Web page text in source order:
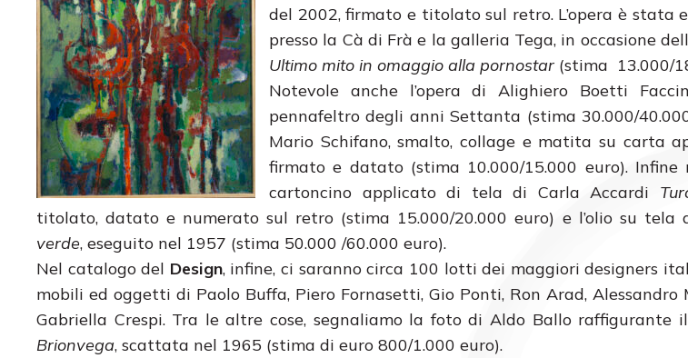
del 2002, firmato e titolato sul retro. L’opera è stata
presso la Cà di Frà e la galleria Tega, in occasione
Ultimo mito in omaggio alla pornostar (stima 13.000/
Notevole anche l’opera di Alighiero Boetti
pennafeltro degli anni Settanta (stima 30.000/
Mario Schifano, smalto, collage e matita su carta
firmato e datato (stima 10.000/15.000 euro).
cartoncino applicato di tela di Carla Accardi
titolato, datato e numerato sul retro (stima 15.000/20.000 euro) e l’olio su
verde, eseguito nel 1957 (stima 50.000 /60.000 euro).
Nel catalogo del Design, infine, ci saranno circa 100 lotti dei maggiori designers
mobili ed oggetti di Paolo Buffa, Piero Fornasetti, Gio Ponti, Ron Arad, Alessandro
Gabriella Crespi. Tra le altre cose, segnaliamo la foto di Aldo Ballo raffigurante il
Brionvega, scattata nel 1965 (stima di euro 800/1.000 euro).